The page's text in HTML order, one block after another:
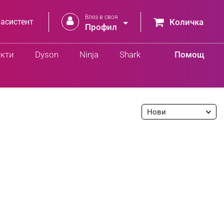
 Влез в своя
Профил  Количка
Помощ
Dyson Ninja Shark
Нови